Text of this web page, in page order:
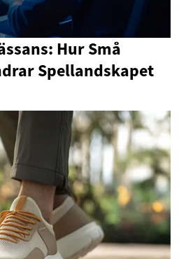
Hur Små
Spellandskapet